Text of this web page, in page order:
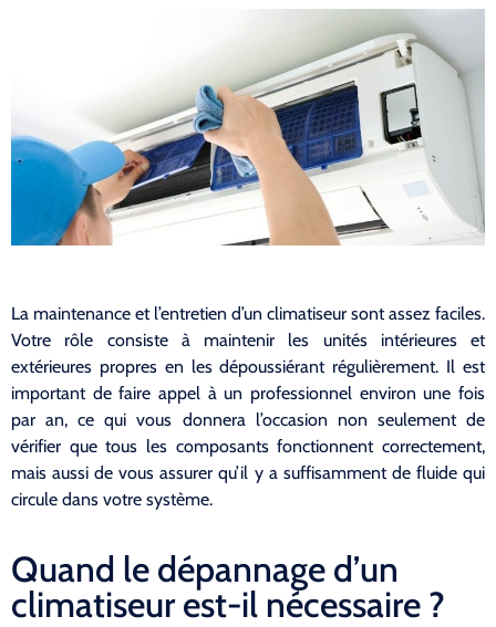
La maintenance et l’entretien d’un climatiseur sont assez faciles.
Votre rôle consiste à maintenir les unités intérieures et
extérieures propres en les dépoussiérant régulièrement. Il est
important de faire appel à un professionnel environ une fois
par an, ce qui vous donnera l’occasion non seulement de
vérifier que tous les composants fonctionnent correctement,
mais aussi de vous assurer qu’il y a suffisamment de fluide qui
circule dans votre système.
Quand le dépannage d’un
climatiseur est-il nécessaire ?